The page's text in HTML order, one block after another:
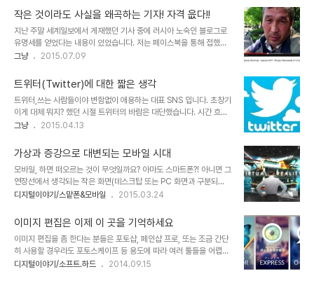
트워크로는 최대라고 할 수 있으니까요. 최..
리 달라진 건 없어 보입니다. 그 주체들이 조금 바뀌었는지는 몰라도.
어린 시절 보고 느낀 그 실체는 돈을 벌기 위한 환경으로 무언가 거래
가 쉽게 이루어지는 어떤 형태로써 지금 생각해 보면 그건 넓은 의미에
서 결국 플랫폼이라고 할 수 있을 것 같습니다. 과거의 전통시장을 비
롯해 현대식 마트, 백화점, 방송, 병원, 학교, 프랜차이즈, 버스터미널,
있어 플랫폼은 사람들이..
작은 것이라도 사실을 왜곡하는 기자! 자격 읎다!!
지난 주말 세계일보에서 게재했던 기사 중에 러시아 노숙인 블로그로
유명세를 얻었다는 내용이 있었습니다. 저는 페이스북을 통해 접했는
데요. 그 링크는 아래와 같습니다.
0630002441.html 기사 내용이 전달하고자 하는 바는 노숙인이
라도 스스로 무언가 하고자 하면 된다라는 걸 말하고 있었습니다. 그런
데, 사소하다면 사소한 문제라고 할 수 있지만 제 눈엔 기사 문장 중 오
류가 있어 보였습니다. 그래서 기사 문장을 그대로 복사한 후 문장이
조금 이상하다는 내용으로 댓글을 달았습니다. 그 댓글 내용은 다음과
만 2000명이 넘는 구독자를 확보했고 ..
그냥 2015.07.09
트위터(Twitter)에 대한 짧은 생각
트위터,쓰는 사람들이야 변함없이 애용하는 대표 SNS 입니다. 초창기
이게 대체 뭐지? 했던 시절 트위터의 바람은 대단했습니다. 시간 흐름
에 따라 160글자라는 한계를 기본으로 했음에도 그것이 적중하여 많
는 찬사를 듣기도 했었죠. 저역시 같은 생각이었습니다. 아시다시피 트
위터의 160글자는 미국기준 단문자 글자수를 바탕으로 했습니다.그
때는 지금과 같이 데이터 통신에 대한 환경이 제대로 갖춰지기 이전의
상황 -우리의 환경보다 미국은 더욱 좋지 못했던 것으로 압니다.- 이
었기 때문에 사람들은 오히려 트위터가 이를 잘 활용했다고 평가했습
화된 나라라서 트위터의 160글자..
그냥 2015.04.13
가상과 증강으로 대변되는 모바일 시대
모바일, 하면 떠오르는 것이 무엇일까요? 아마도 스마트폰?! 아니면 그
연장선에서 생각되는 작은 화면(데스크탑 또는 PC 화면과 구분되
는)... 정보시대에서 사람들이 간과하지 말아야 할 것이 바로 이 부분입
다. 과학과 기술은 계속 발견되고, 발전되어 갑니다. 지금이야 기술적
인 여러 제약 조건에 따라 작은 화면일 수밖에 없는 것으로 모바일을
정의 내리고 있지만 조만간 모바일과 데스크탑의 구분은 사라질 겁니
다. 얼마 전 마이크로소프트(이하 "MS")는 Windows 10 공개 행사
에서 증강현실이 가미된 가상현실 장치 홀로렌즈(HoloLens)를 시연
디지털이야기/스맡폰&모바일 2015.03.24
이미지 편집은 이제 이 곳을 기억하세요
이미지 편집을 좀 한다는 분들은 포토샵, 페인샵 프로, 또는 조금 간단
히 사용할 경우라도 포토스케이프 등 용도에 따라 여러 툴들을 어렵지
않게 잘 사용할 겁니다. 하지만 익숙하지 않은 이들에겐 쉽지 않을 뿐
디지털이야기/소프트.하드 2014.09.15